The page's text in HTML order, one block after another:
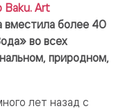
Baku. Art
вместила более 40
во всех
природном,
лет назад с